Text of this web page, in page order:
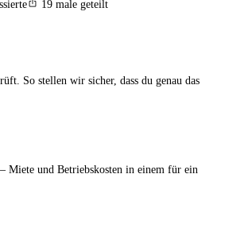
19 male geteilt
So stellen wir sicher, dass du genau das
Miete und Betriebskosten in einem für ein